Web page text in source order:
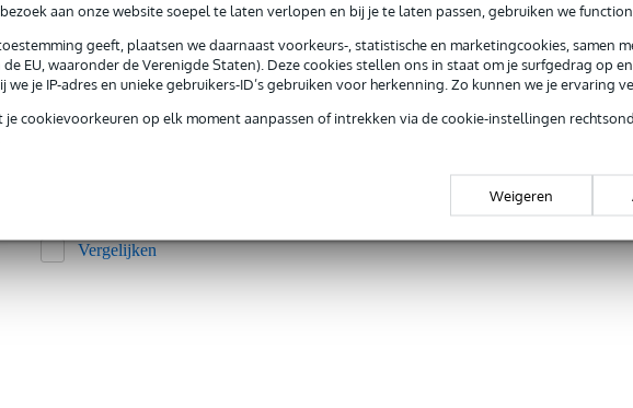
aan onze website soepel te laten verlopen en bij je te laten passen, gebruiken we
geeft, plaatsen we daarnaast voorkeurs-, statistische en marketingcookies, samen
de EU, waaronder de Verenigde Staten). Deze cookies stellen ons in staat om je surfgedrag op
we je IP-adres en unieke gebruikers-ID’s gebruiken voor herkenning. Zo kunnen we je ervaring
je cookievoorkeuren op elk moment aanpassen of intrekken via de cookie-instellingen
Weigeren
4.8
17reviews
Yamaha Stagepas 400BT draagbaar PA-systeem
De Stagepas 400BT is de ideale compagnon voor solo artiesten, kleine bands,
set bijzonder eenvoudig in gebruik, nu met ingebouwde Bluetooth ontvanger.
Vergelijken